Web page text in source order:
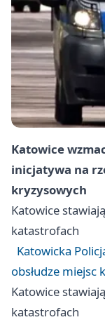
Katowice
inicjatywa na
kryzysowych
Katowice
katastrofach
Katowicka
obsłudze miejsc
Katowice
katastrofach